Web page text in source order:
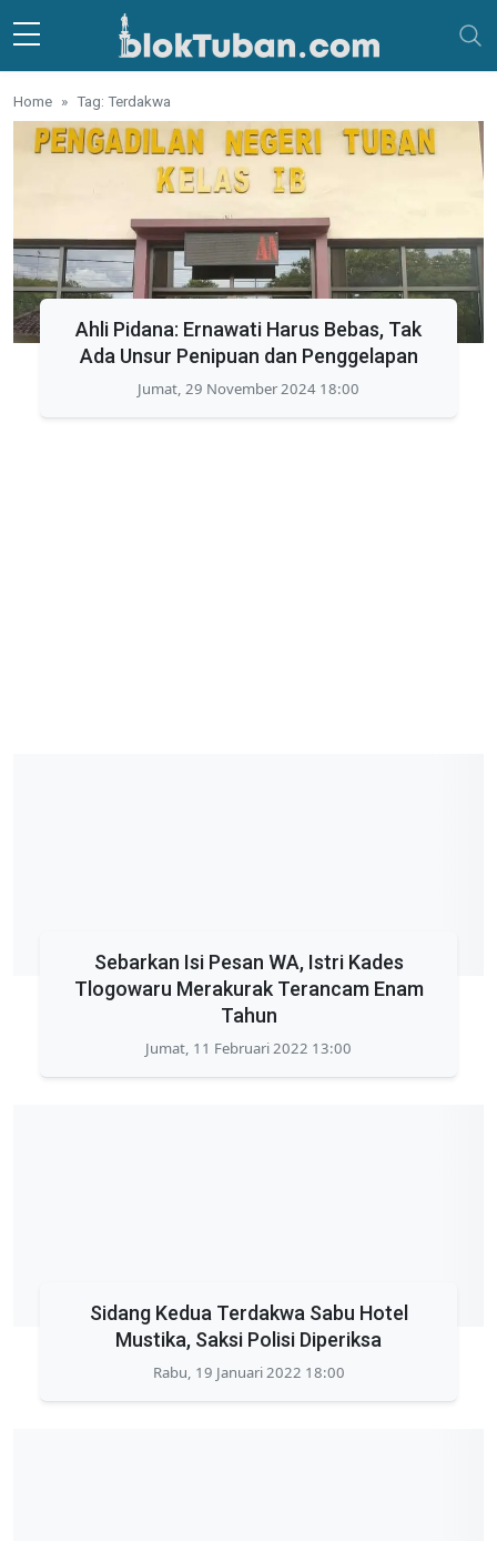
Skip to main content
Home Tag: Terdakwa
Ahli Pidana: Ernawati Harus Bebas, Tak
Ada Unsur Penipuan dan Penggelapan
Jumat, 29 November 2024 18:00
Sebarkan Isi Pesan WA, Istri Kades
Tlogowaru Merakurak Terancam Enam
Tahun
Jumat, 11 Februari 2022 13:00
Sidang Kedua Terdakwa Sabu Hotel
Mustika, Saksi Polisi Diperiksa
Rabu, 19 Januari 2022 18:00